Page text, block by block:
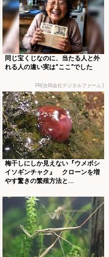
同じ宝くじなのに、当たる人と外
れる人の違い実は“ここ”でした
PR(合同会社デジタルファーム )
梅干しにしか見えない『ウメボシ
イソギンチャク』 クローンを増
やす驚きの繁殖方法と...